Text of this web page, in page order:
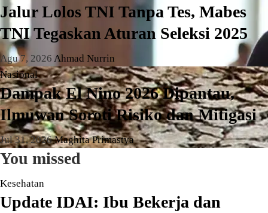
Jalur Lolos TNI Tanpa Tes, Mabes
TNI Tegaskan Aturan Seleksi 2025
Agu 7, 2026 Ahmad Nurrin
Nasional
Dampak El Nino 2026 Dipantau,
Ilmuwan Soroti Risiko dan Mitigasi
Jul 31, 2026Maghita Primastya
You missed
Kesehatan
Update IDAI: Ibu Bekerja dan